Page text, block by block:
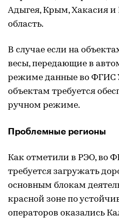
Адыгея, Крым, Хакасия
область.
В случае если на
весы, передающие в
режиме данные во ФГИС
объектам требуется
ручном режиме.
Проблемные регионы
Как отметили в РЭО, во
требуется загружать
основным блокам
красной зоне по
операторов оказались